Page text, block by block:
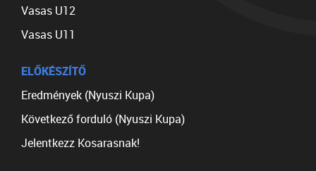
Vasas U12
Vasas U11
ELŐKÉSZÍTŐ
Eredmények (Nyuszi Kupa)
Következő forduló (Nyuszi Kupa)
Jelentkezz Kosarasnak!